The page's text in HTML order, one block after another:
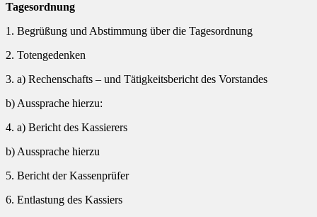
Tagesordnung
1. Begrüßung und Abstimmung über die Tagesordnung
2. Totengedenken
3. a) Rechenschafts – und Tätigkeitsbericht des Vorstandes
b) Aussprache hierzu:
4. a) Bericht des Kassierers
b) Aussprache hierzu
5. Bericht der Kassenprüfer
6. Entlastung des Kassiers